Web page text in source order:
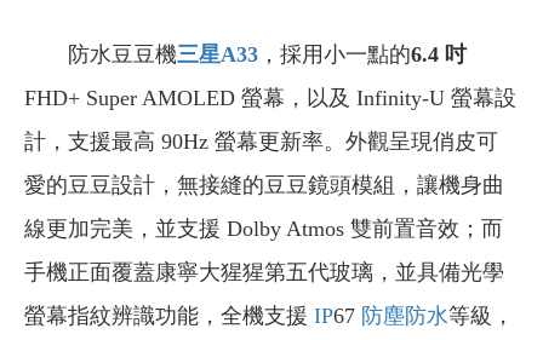
防水豆豆機三星A33 ，採用小一點的6.4 吋
FHD+ Super AMOLED 螢幕，以及 Infinity-U 螢幕設
計，支援最高 90Hz 螢幕更新率。外觀呈現俏皮可
愛的豆豆設計，無接縫的豆豆鏡頭模組，讓機身曲
線更加完美，並支援 Dolby Atmos 雙前置音效；而
手機正面覆蓋康寧大猩猩第五代玻璃，並具備光學
螢幕指紋辨識功能，全機支援 IP67 防塵防水等級，